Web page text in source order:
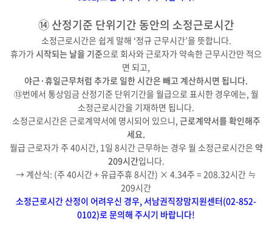
⑭ 산정기준 단위기간 동안의 소정근로시간
소정근로시간은 쉽게 말해 ‘정규 근무시간’을 뜻합니다.
휴가가 시작되는 날을 기준으로 회사와 근로자가 약속한 근무시간만 적으
면 되고,
야근·휴일근무처럼 추가로 일한 시간은 빼고 계산하시면 됩니다.
⑬번에서 통상임금 산정기준 단위기간을 월급으로 표시한 경우에는, 월
소정근로시간을 기재하면 됩니다.
소정근로시간은 근로계약서에 명시되어 있으니, 근로계약서를 확인해주
세요.
월급 근로자가 주 40시간, 1일 8시간 근무하는 경우 월 소정근로시간은 약
209시간입니다.
→ 계산식: (주 40시간 + 유급주휴 8시간) × 4.34주 = 208.32시간 ≒
209시간
소정근로시간 산정이 어려우신 경우, 서남권직장맘지원센터(02-852-
0102)로 문의해 주시기 바랍니다!